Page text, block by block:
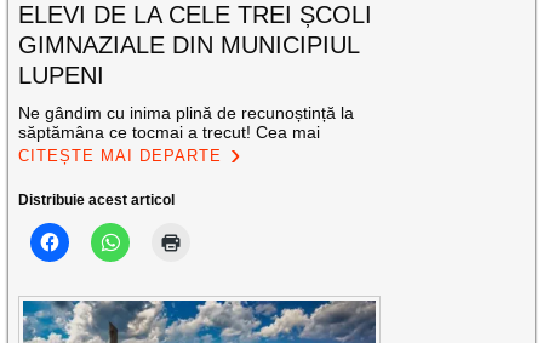
ELEVI DE LA CELE TREI ȘCOLI
GIMNAZIALE DIN MUNICIPIUL
LUPENI
Ne gândim cu inima plină de recunoștință la
săptămâna ce tocmai a trecut! Cea mai
CITEȘTE MAI DEPARTE
Distribuie acest articol